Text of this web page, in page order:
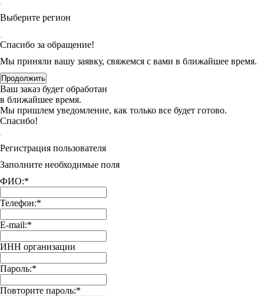
Выберите регион
Спасибо за обращение!
Мы приняли вашу заявку, свяжемся с вами в ближайшее время.
Продолжить
Ваш заказ будет обработан
в ближайшее время.
Мы пришлем уведомление, как только все будет готово.
Спасибо!
Регистрация пользователя
Заполните необходимые поля
ФИО:*
Телефон:*
E-mail:*
ИНН организации
Пароль:*
Повторите пароль:*